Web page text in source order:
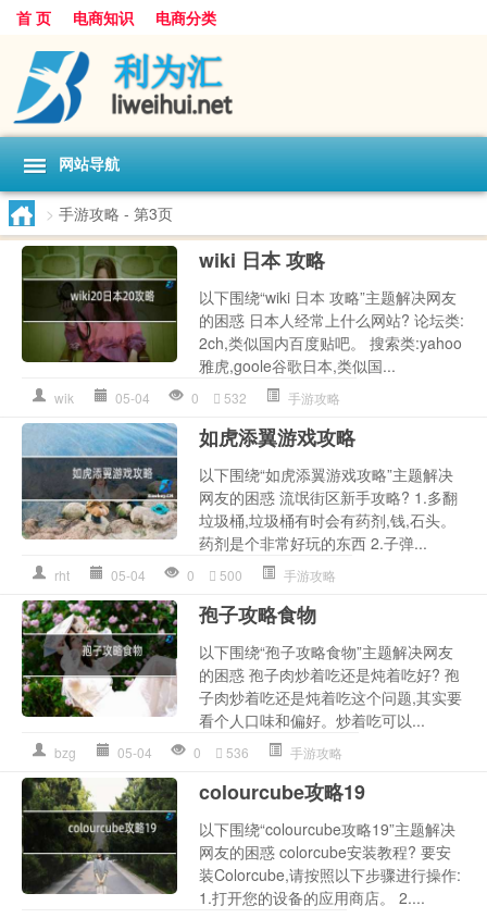
首 页 电商知识 电商分类
网站导航
> 手游攻略 - 第3页
wiki 日本 攻略
以下围绕“wiki 日本 攻略”主题解决网友
的困惑 日本人经常上什么网站? 论坛类:
2ch,类似国内百度贴吧。 搜索类:yahoo
雅虎,goole谷歌日本,类似国...
wik 05-04 0 532 手游攻略
如虎添翼游戏攻略
以下围绕“如虎添翼游戏攻略”主题解决
网友的困惑 流氓街区新手攻略? 1.多翻
垃圾桶,垃圾桶有时会有药剂,钱,石头。
药剂是个非常好玩的东西 2.子弹...
rht 05-04 0 500 手游攻略
孢子攻略食物
以下围绕“孢子攻略食物”主题解决网友
的困惑 孢子肉炒着吃还是炖着吃好? 孢
子肉炒着吃还是炖着吃这个问题,其实要
看个人口味和偏好。炒着吃可以...
bzg 05-04 0 536 手游攻略
colourcube攻略19
以下围绕“colourcube攻略19”主题解决
网友的困惑 colorcube安装教程? 要安
装Colorcube,请按照以下步骤进行操作:
1.打开您的设备的应用商店。 2....